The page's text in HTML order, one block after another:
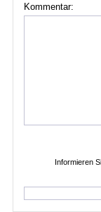
Kommentar:
Informieren